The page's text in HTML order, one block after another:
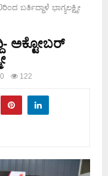
ಬರ್ತಿದ್ದಾಳೆ ಭಾಗ್ಯಲಕ್ಷ್ಮೀ
ಅಕ್ಟೋಬರ್
0 122